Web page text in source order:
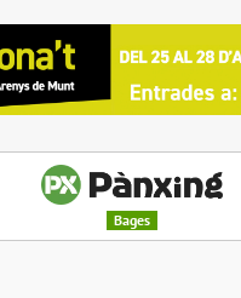
Bages